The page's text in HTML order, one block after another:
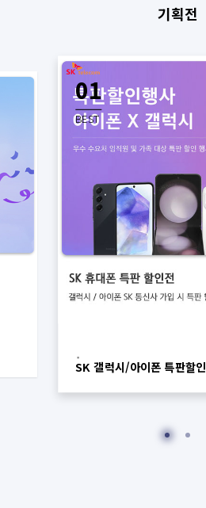
기획전
01
BEST
SK 갤럭시/아이폰 특판할인